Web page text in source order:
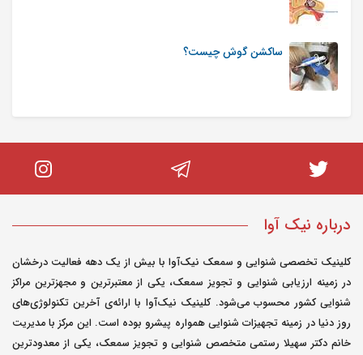
ساکشن گوش چیست؟
درباره نیک آوا
کلینیک تخصصی شنوایی و سمعک نیک‌آوا با بیش از یک دهه فعالیت درخشان
در زمینه ارزیابی شنوایی و تجویز سمعک، یکی از معتبرترین و مجهزترین مراکز
شنوایی کشور محسوب می‌شود. کلینیک نیک‌آوا با ارائه‌ی آخرین تکنولوژی‌های
روز دنیا در زمینه تجهیزات شنوایی همواره پیشرو بوده است. این مرکز با مدیریت
خانم دکتر سهیلا رستمی متخصص شنوایی و تجویز سمعک، یکی از معدودترین